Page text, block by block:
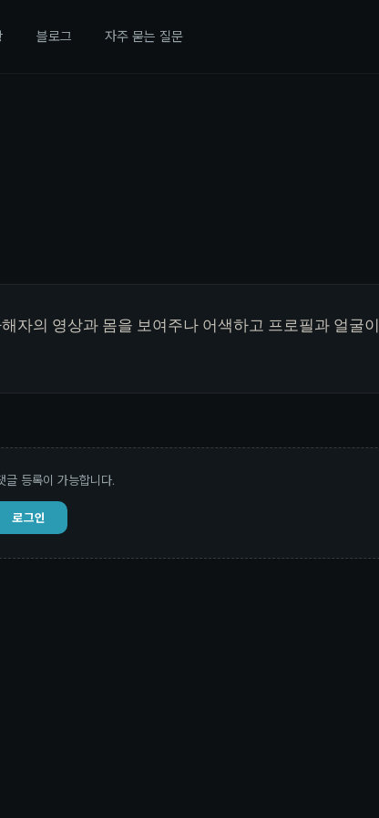
블로그 자주 묻는 질문
자의 영상과 몸을 보여주나 어색하고 프로필과 얼굴이
글 등록이 가능합니다.
로그인